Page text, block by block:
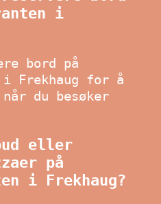
i
bord på
i Frekhaug for å
du besøker
eller
på
i Frekhaug?